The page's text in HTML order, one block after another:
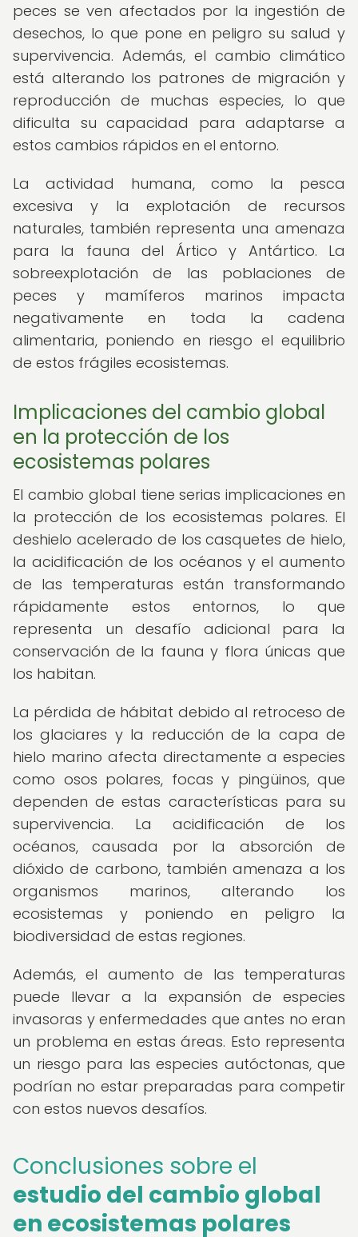
peces se ven afectados por la ingestión de
desechos, lo que pone en peligro su salud y
supervivencia. Además, el cambio climático
está alterando los patrones de migración y
reproducción de muchas especies, lo que
dificulta su capacidad para adaptarse a
estos cambios rápidos en el entorno.
La actividad humana, como la pesca
excesiva y la explotación de recursos
naturales, también representa una amenaza
para la fauna del Ártico y Antártico. La
sobreexplotación de las poblaciones de
peces y mamíferos marinos impacta
negativamente en toda la cadena
alimentaria, poniendo en riesgo el equilibrio
de estos frágiles ecosistemas.
Implicaciones del cambio global
en la protección de los
ecosistemas polares
El cambio global tiene serias implicaciones en
la protección de los ecosistemas polares. El
deshielo acelerado de los casquetes de hielo,
la acidificación de los océanos y el aumento
de las temperaturas están transformando
rápidamente estos entornos, lo que
representa un desafío adicional para la
conservación de la fauna y flora únicas que
los habitan.
La pérdida de hábitat debido al retroceso de
los glaciares y la reducción de la capa de
hielo marino afecta directamente a especies
como osos polares, focas y pingüinos, que
dependen de estas características para su
supervivencia. La acidificación de los
océanos, causada por la absorción de
dióxido de carbono, también amenaza a los
organismos marinos, alterando los
ecosistemas y poniendo en peligro la
biodiversidad de estas regiones.
Además, el aumento de las temperaturas
puede llevar a la expansión de especies
invasoras y enfermedades que antes no eran
un problema en estas áreas. Esto representa
un riesgo para las especies autóctonas, que
podrían no estar preparadas para competir
con estos nuevos desafíos.
Conclusiones sobre el
estudio del cambio global
en ecosistemas polares